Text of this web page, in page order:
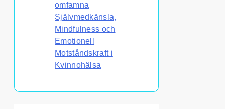
omfamna
Självmedkänsla,
Mindfulness och
Emotionell
Motståndskraft i
Kvinnohälsa